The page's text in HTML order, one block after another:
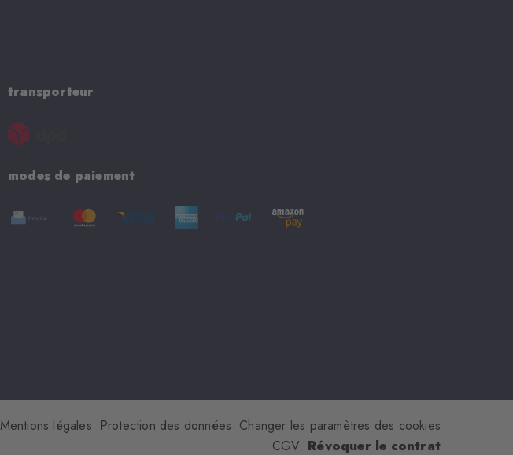
transporteur
modes de paiement
Mentions légales Protection des données Changer les paramètres des cookies
CGV Révoquer le contrat